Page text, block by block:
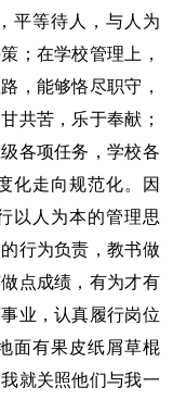
平等待人，与人为
；在学校管理上，
，能够恪尽职守，
共苦，乐于奉献；
各项任务，学校各
化走向规范化。因
以人为本的管理思
行为负责，教书做
点成绩，有为才有
业，认真履行岗位
面有果皮纸屑草棍
就关照他们与我一